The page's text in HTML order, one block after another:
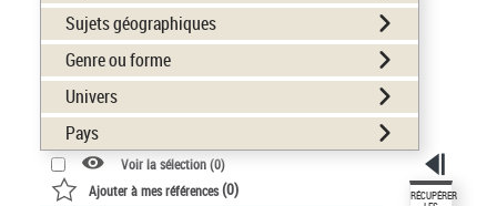
Sujets géographiques
Genre ou forme
Univers
Pays
Voir la sélection (0)
Ajouter à mes références(0)
RÉCUPÉRER